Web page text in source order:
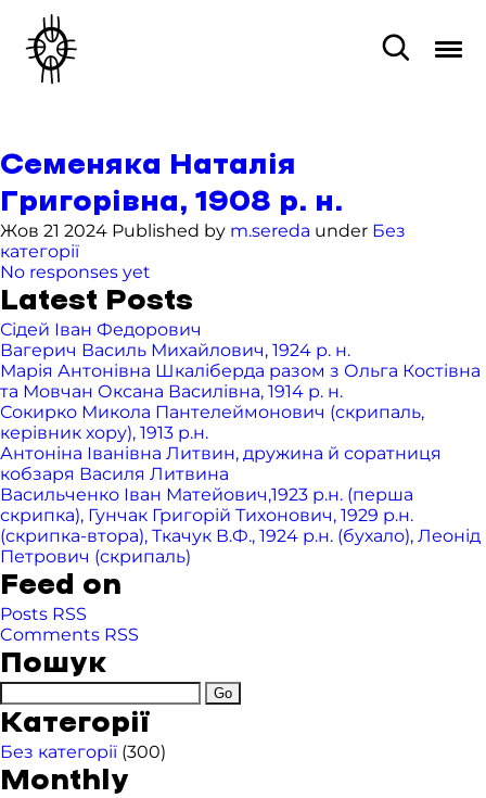
Семеняка Наталія
Григорівна, 1908 р. н.
Жов 21 2024 Published by m.sereda under Без
категорії
No responses yet
Latest Posts
Сідей Іван Федорович
Вагерич Василь Михайлович, 1924 р. н.
Марія Антонівна Шкаліберда разом з Ольга Костівна
та Мовчан Оксана Василівна, 1914 р. н.
Сокирко Микола Пантелеймонович (скрипаль,
керівник хору), 1913 р.н.
Антоніна Іванівна Литвин, дружина й соратниця
кобзаря Василя Литвина
Васильченко Іван Матейович,1923 р.н. (перша
скрипка), Гунчак Григорій Тихонович, 1929 р.н.
(скрипка-втора), Ткачук В.Ф., 1924 р.н. (бухало), Леонід
Петрович (скрипаль)
Feed on
Posts RSS
Comments RSS
Пошук
Категорії
Без категорії (300)
Monthly